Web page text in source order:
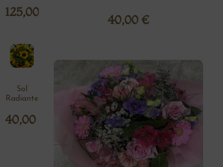
40,00 €
125,00
Sol
Radiante
40,00